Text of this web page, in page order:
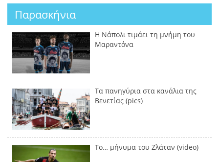
Παρασκήνια
Η Νάπολι τιμάει τη μνήμη του
Μαραντόνα
Τα πανηγύρια στα κανάλια της
Βενετίας (pics)
Το… μήνυμα του Ζλάταν (video)